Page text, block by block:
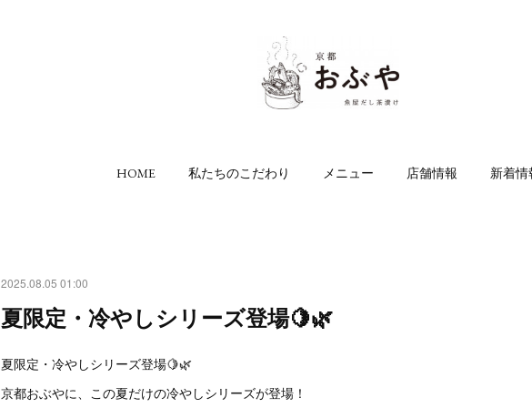
HOME 私たちのこだわり メニュー 店舗情報 新着情
2025.08.05 01:00
夏限定・冷やしシリーズ登場🍋🌿
夏限定・冷やしシリーズ登場🍋🌿
京都おぶやに、この夏だけの冷やしシリーズが登場！